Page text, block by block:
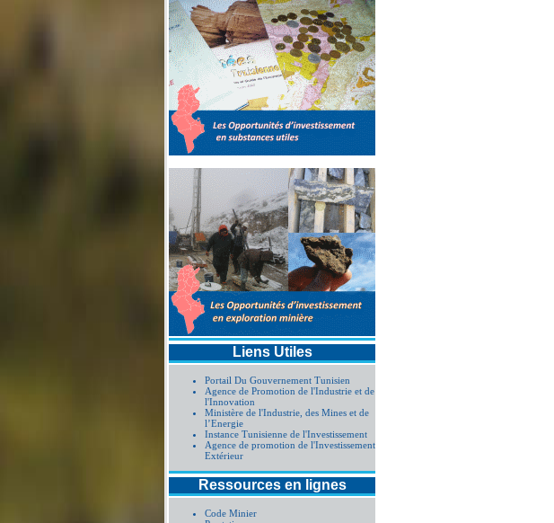
Liens Utiles
Portail Du Gouvernement Tunisien
Agence de Promotion de l'Industrie et de
l'Innovation
Ministère de l'Industrie, des Mines et de
l’Energie
Instance Tunisienne de l'Investissement
Agence de promotion de l'Investissement
Extérieur
Ressources en lignes
Code Minier